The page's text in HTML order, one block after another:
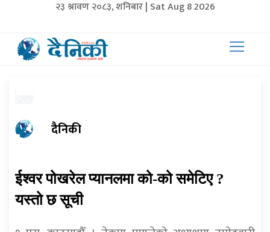
२३ श्रावण २०८३, शनिबार | Sat Aug 8 2026
दैनिकी
ईश्वर पोखरेल प्यानलमा को-को समेटिए ?
यस्तो छ सूची